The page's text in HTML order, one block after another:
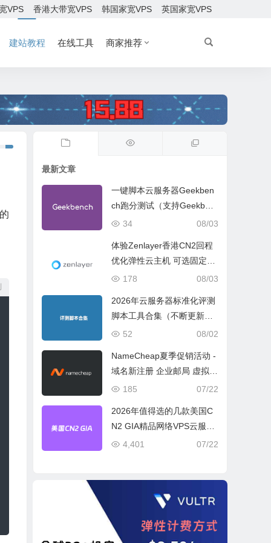
VPS 香港大带宽VPS 韩国家宽VPS 英国家宽VPS
建站教程 在线工具 商家推荐
最新文章
一键脚本云服务器Geekben
ch跑分测试（支持Geekben
ch 5 Geekbench 6 Geekbe
08/03
34
体验Zenlayer香港CN2回程
优化弹性云主机 可选固定带
宽或流量模式
08/03
178
2026年云服务器标准化评测
脚本工具合集（不断更新完
善）
08/02
52
NameCheap夏季促销活动 -
域名新注册 企业邮局 虚拟主
机活动盘点
07/22
185
2026年值得选的几款美国C
N2 GIA精品网络VPS云服务
器推荐
07/22
4,401